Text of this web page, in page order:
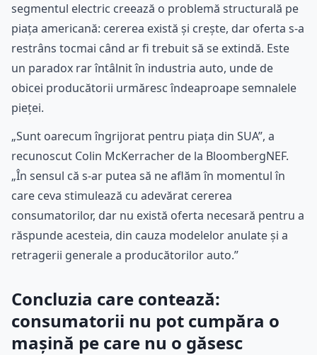
segmentul electric creează o problemă structurală pe
piața americană: cererea există și crește, dar oferta s-a
restrâns tocmai când ar fi trebuit să se extindă. Este
un paradox rar întâlnit în industria auto, unde de
obicei producătorii urmăresc îndeaproape semnalele
pieței.
„Sunt oarecum îngrijorat pentru piața din SUA”, a
recunoscut Colin McKerracher de la BloombergNEF.
„În sensul că s-ar putea să ne aflăm în momentul în
care ceva stimulează cu adevărat cererea
consumatorilor, dar nu există oferta necesară pentru a
răspunde acesteia, din cauza modelelor anulate și a
retragerii generale a producătorilor auto.”
Concluzia care contează:
consumatorii nu pot cumpăra o
mașină pe care nu o găsesc